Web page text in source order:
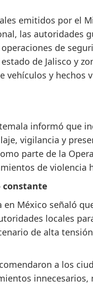
emitidos por el
las autoridades
de
de Jalisco y
vehículos y hechos
informó que
vigilancia y
parte de la
de violencia
en México señaló
locales
de alta
a los